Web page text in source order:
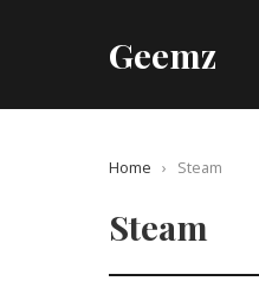
Geemz
Home › Steam
Steam